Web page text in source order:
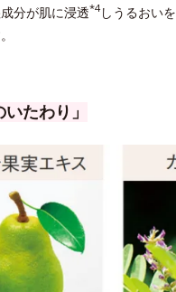
分が肌に浸透*4しうるおい
たわり」